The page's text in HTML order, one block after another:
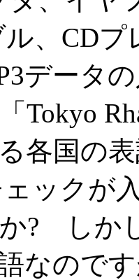
ル、CD
データ
Tokyo
各国の
ェック
? しか
なので